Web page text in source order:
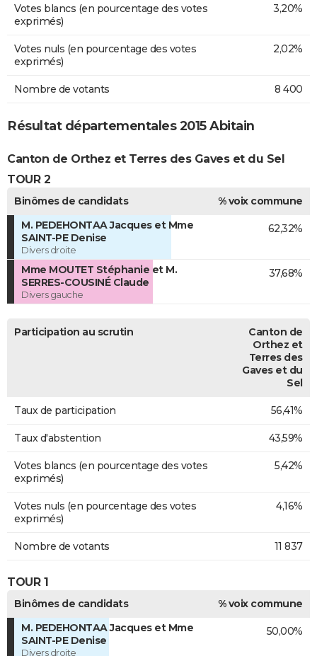
Votes blancs (en pourcentage des votes
exprimés)
3,20%
Votes nuls (en pourcentage des votes
exprimés)
2,02%
Nombre de votants 8 400
Résultat départementales 2015 Abitain
Canton de Orthez et Terres des Gaves et du Sel
TOUR 2
Binômes de candidats
% voix commune
M. PEDEHONTAA Jacques et Mme
SAINT-PE Denise
Divers droite
62,32%
Mme MOUTET Stéphanie et M.
SERRES-COUSINÉ Claude
Divers gauche
37,68%
Participation au scrutin
Canton de
Orthez et
Terres des
Gaves et du
Sel
Taux de participation 56,41%
Taux d'abstention 43,59%
Votes blancs (en pourcentage des votes
exprimés)
5,42%
Votes nuls (en pourcentage des votes
exprimés)
4,16%
Nombre de votants 11 837
TOUR 1
Binômes de candidats
% voix commune
M. PEDEHONTAA Jacques et Mme
SAINT-PE Denise
Divers droite
50,00%